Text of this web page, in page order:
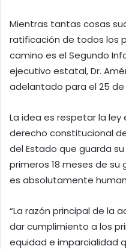
Mientras tantas cosas
ratificación de todos los
camino es el Segundo
ejecutivo estatal, Dr.
adelantado para el 25
La idea es respetar la
derecho constitucional
del Estado que guarda
primeros 18 meses de
es absolutamente
“La razón principal de la
dar cumplimiento a los
equidad e imparcialidad